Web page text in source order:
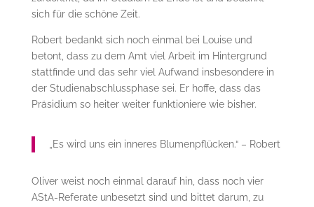
sich für die schöne Zeit.
Robert bedankt sich noch einmal bei Louise und
betont, dass zu dem Amt viel Arbeit im Hintergrund
stattfinde und das sehr viel Aufwand insbesondere in
der Studienabschlussphase sei. Er hoffe, dass das
Präsidium so heiter weiter funktioniere wie bisher.
„Es wird uns ein inneres Blumenpflücken.“ – Robert
Oliver weist noch einmal darauf hin, dass noch vier
AStA-Referate unbesetzt sind und bittet darum, zu